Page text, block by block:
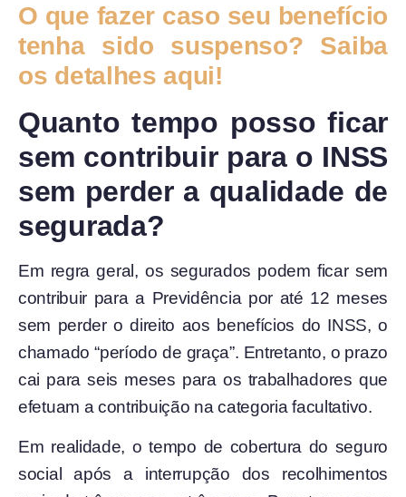
O que fazer caso seu benefício
tenha sido suspenso? Saiba
os detalhes aqui!
Quanto tempo posso ficar
sem contribuir para o INSS
sem perder a qualidade de
segurada?
Em regra geral, os segurados podem ficar sem
contribuir para a Previdência por até 12 meses
sem perder o direito aos benefícios do INSS, o
chamado “período de graça”. Entretanto, o prazo
cai para seis meses para os trabalhadores que
efetuam a contribuição na categoria facultativo.
Em realidade, o tempo de cobertura do seguro
social após a interrupção dos recolhimentos